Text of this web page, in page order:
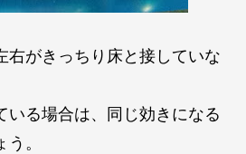
右がきっちり床と接していな
いる場合は、同じ効きになる
。